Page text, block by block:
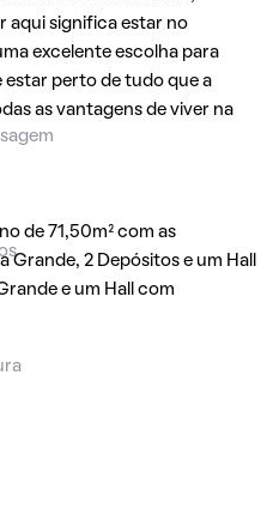
aqui significa estar no
excelente escolha para
estar perto de tudo que a
as vantagens de viver na
de 71,50m² com as
2 Depósitos e um Hall
e um Hall com